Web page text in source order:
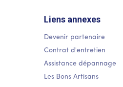
Liens annexes
Devenir partenaire
Contrat d'entretien
Assistance dépannage
Les Bons Artisans